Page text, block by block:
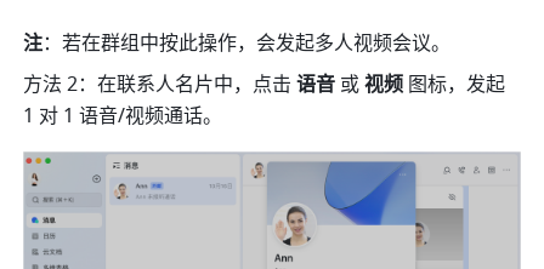
注：若在群组中按此操作，会发起多人视频会议。
方法 2：在联系人名片中，点击 语音 或 视频 图标，发起
1 对 1 语音/视频通话。